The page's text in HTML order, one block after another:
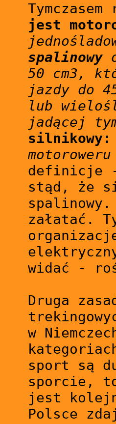
jest
spalinowyo
50 cm3,
jazdy do
lub
jadącej
silnikowy:
definicje -
stąd, że
załatać.
widać -
Druga
w
sport są
sporcie, to
jest
Polsce